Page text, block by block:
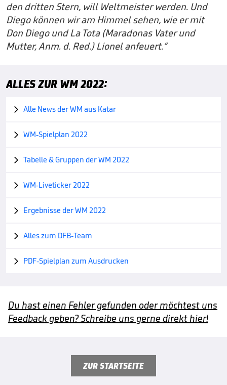
den dritten Stern, will Weltmeister werden. Und
Diego können wir am Himmel sehen, wie er mit
Don Diego und La Tota (Maradonas Vater und
Mutter, Anm. d. Red.) Lionel anfeuert.“
ALLES ZUR WM 2022:
 Alle News der WM aus Katar
 WM-Spielplan 2022
 Tabelle & Gruppen der WM 2022
 WM-Liveticker 2022
 Ergebnisse der WM 2022
 Alles zum DFB-Team
 PDF-Spielplan zum Ausdrucken
Du hast einen Fehler gefunden oder möchtest uns
Feedback geben? Schreibe uns gerne direkt hier!
ZUR STARTSEITE